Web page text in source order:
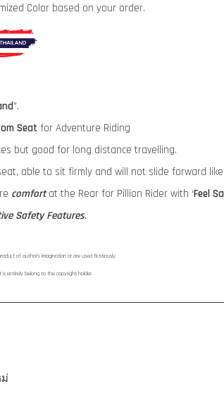
Color based on your order.
".
Seat for Adventure Riding
but good for long distance travelling.
able to sit firmly and will not slide forward
comfort at the Rear for Pillion Rider with ‘Feel
Safety Features.
of author's imagination or are used fictitiously.
is entirely belong to the copyright holder.
ม่